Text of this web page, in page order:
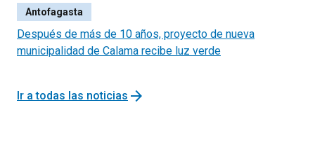
Antofagasta
Después de más de 10 años, proyecto de nueva
municipalidad de Calama recibe luz verde
Ir a todas las noticias arrow_forward